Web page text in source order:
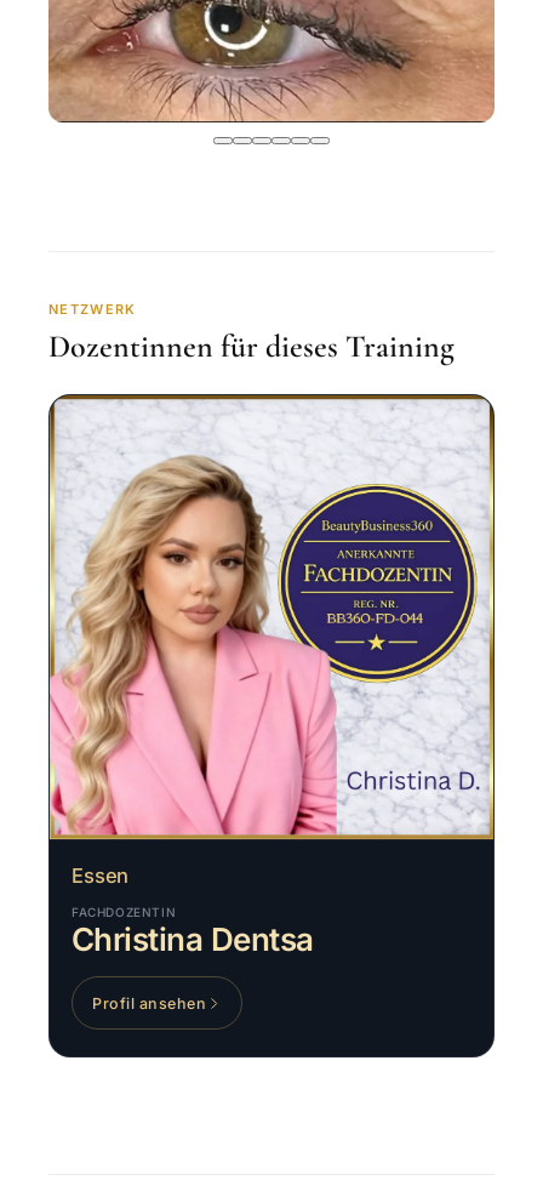
NETZWERK
Dozentinnen für dieses Training
Essen
FACHDOZENTIN
Christina Dentsa
Profil ansehen